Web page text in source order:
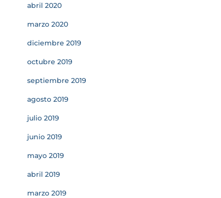
abril 2020
marzo 2020
diciembre 2019
octubre 2019
septiembre 2019
agosto 2019
julio 2019
junio 2019
mayo 2019
abril 2019
marzo 2019